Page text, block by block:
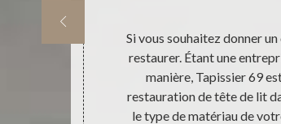
Si vous souhaitez donner
restaurer. Étant une
manière, Tapissier 69
restauration de tête de lit
le type de matériau de